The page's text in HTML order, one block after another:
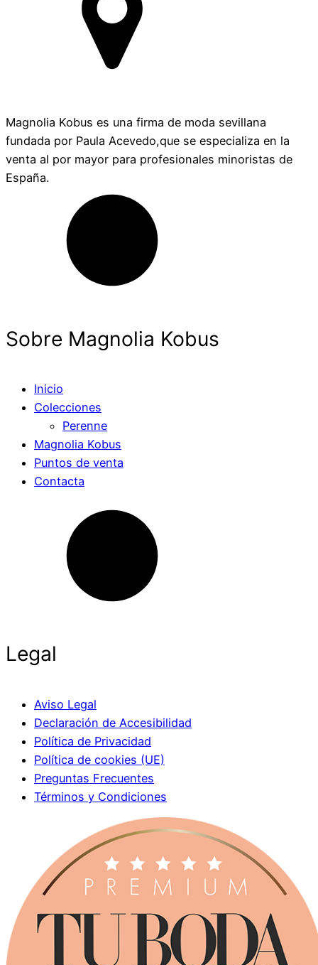
Magnolia Kobus es una firma de moda sevillana
fundada por Paula Acevedo,que se especializa en la
venta al por mayor para profesionales minoristas de
España.
Sobre Magnolia Kobus
Inicio
Colecciones
Perenne
Magnolia Kobus
Puntos de venta
Contacta
Legal
Aviso Legal
Declaración de Accesibilidad
Política de Privacidad
Política de cookies (UE)
Preguntas Frecuentes
Términos y Condiciones